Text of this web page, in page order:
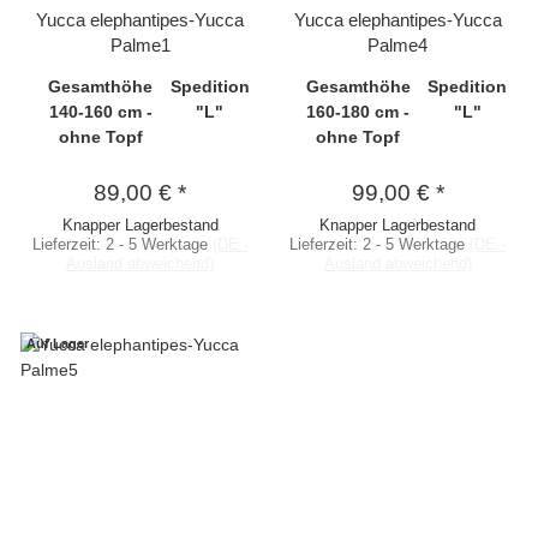
Yucca elephantipes-Yucca
Palme1
Gesamthöhe
140-160 cm -
ohne Topf
Spedition
"L"
89,00 €*
Knapper Lagerbestand
Lieferzeit: 2 - 5 Werktage
Yucca elephantipes-Yucca
Palme4
Gesamthöhe
160-180 cm -
ohne Topf
Spedition
"L"
99,00 € *
Knapper Lagerbestand
Lieferzeit: 2 - 5 Werktage
Auf Lager